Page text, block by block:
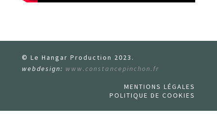
© Le Hangar Production 2023.
webdesign: www.constancepinchon.fr
MENTIONS LÉGALES
POLITIQUE DE COOKIES